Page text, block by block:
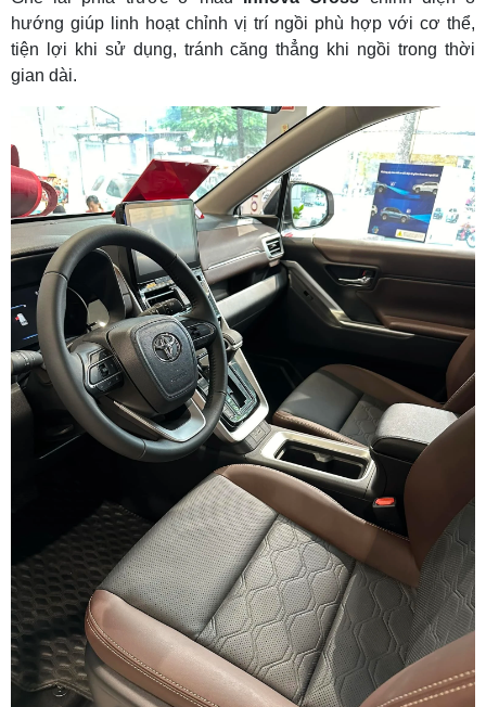
hướng giúp linh hoạt chỉnh vị trí ngồi phù hợp với cơ thể,
tiện lợi khi sử dụng, tránh căng thẳng khi ngồi trong thời
gian dài.